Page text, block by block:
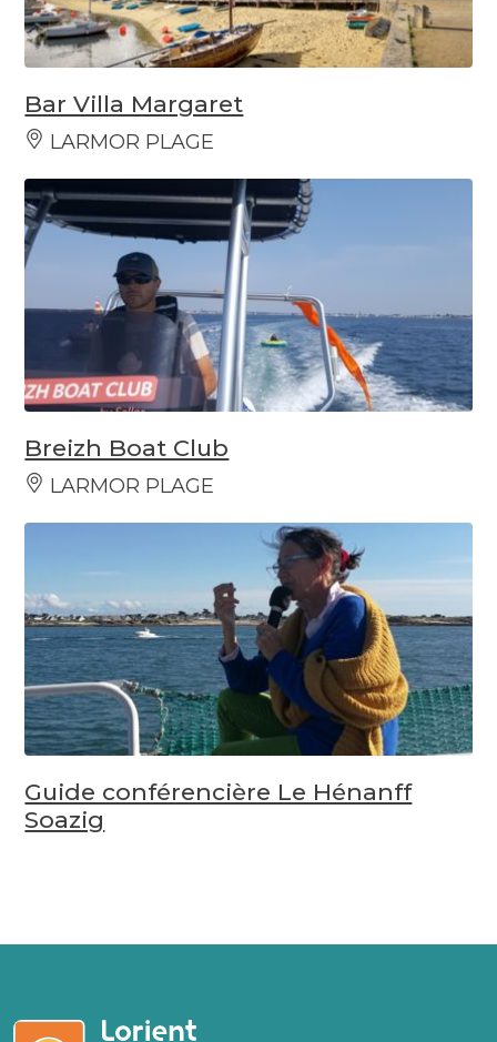
Bar Villa Margaret
LARMOR PLAGE
Breizh Boat Club
LARMOR PLAGE
Guide conférencière Le Hénanff
Soazig